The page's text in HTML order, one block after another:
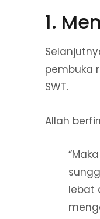
1.
pembuka
SWT.
Allah
lebat